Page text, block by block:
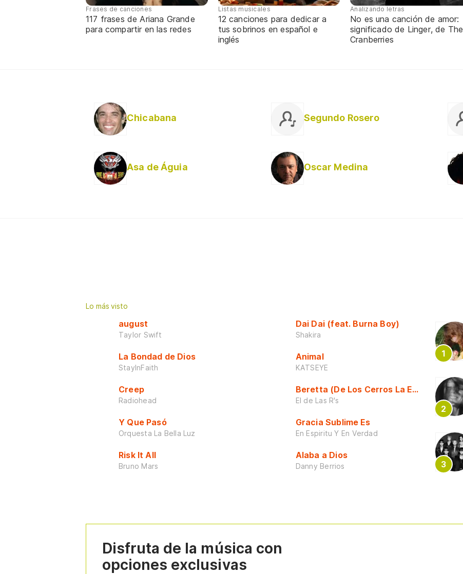
Frases de canciones
117 frases de Ariana Grande
para compartir en las redes
Listas musicales
12 canciones para dedicar a
tus sobrinos en español e
inglés
Analizando letras
No es una canción de amor:
significado de Linger, de The
Cranberries
Chicabana Segundo Rosero
Asa de Águia Oscar Medina
Lo más visto
august
Taylor Swift
La Bondad de Dios
StayInFaith
Creep
Radiohead
Y Que Pasó
Orquesta La Bella Luz
Risk It All
Bruno Mars
Dai Dai (feat. Burna Boy)
Shakira
Animal
KATSEYE
Beretta (De Los Cerros La Escuela)
El de Las R's
Gracia Sublime Es
En Espiritu Y En Verdad
Alaba a Dios
Danny Berrios
Disfruta de la música con
opciones exclusivas